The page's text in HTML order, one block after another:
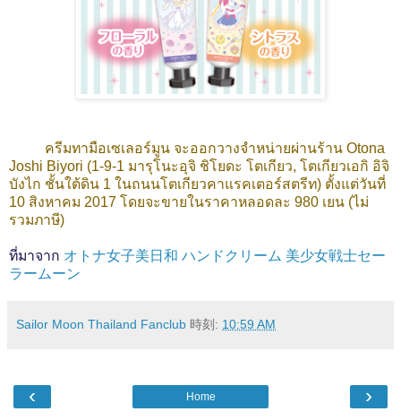
ครีมทามือเซเลอร์มูน จะออกวางจำหน่ายผ่านร้าน Otona
Joshi Biyori (1-9-1 มารุโนะอุจิ ชิโยดะ โตเกียว, โตเกียวเอกิ อิจิ
บังไก ชั้นใต้ดิน 1 ในถนนโตเกียวคาแรคเตอร์สตรีท) ตั้งแต่วันที่
10 สิงหาคม 2017 โดยจะขายในราคาหลอดละ 980 เยน (ไม่
รวมภาษี)
ที่มาจาก オトナ女子美日和 ハンドクリーム 美少女戦士セー
ラームーン
Sailor Moon Thailand Fanclub 時刻: 10:59 AM
‹ ›
Home